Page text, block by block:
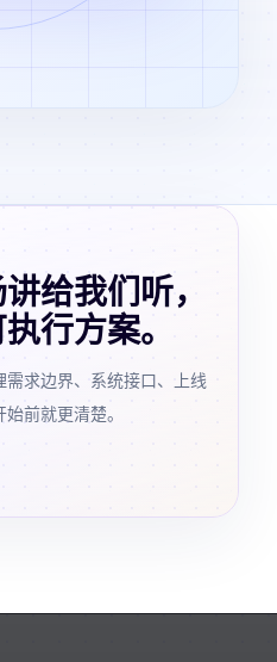
给我们听，
行方案。
求边界、系统接口、上线
前就更清楚。